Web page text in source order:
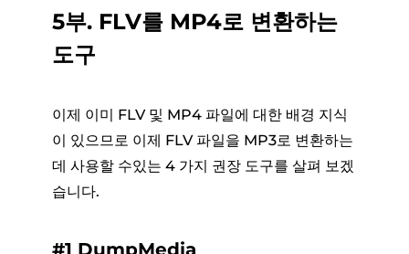
5부. FLV를 MP4로 변환하는
도구
이제 이미 FLV 및 MP4 파일에 대한 배경 지식
이 있으므로 이제 FLV 파일을 MP3로 변환하는
데 사용할 수있는 4 가지 권장 도구를 살펴 보겠
습니다.